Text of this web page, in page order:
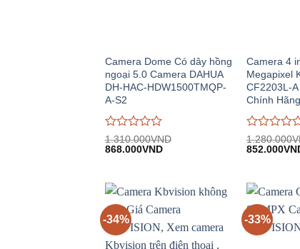
Camera Dome Có dây hồng
ngoại 5.0 Camera DAHUA
DH-HAC-HDW1500TMQP-
A-S2
Được
đánh
trên
5
1.310.000VND
Giá
868.000VNDGiá
Camera 4
Megapixel
CF2203L-
Chính Hãng
Được
đánh
trên
5
1.280.000
Giá
852.000
-34% -33%